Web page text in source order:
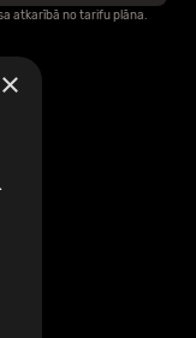
atkarībā no tarifu plāna.
×